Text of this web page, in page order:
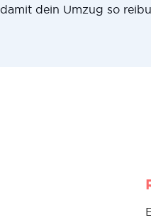
damit dein Umzug so